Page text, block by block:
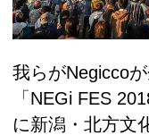
我らがNegicco
「NEGi FES
に新潟・北方文